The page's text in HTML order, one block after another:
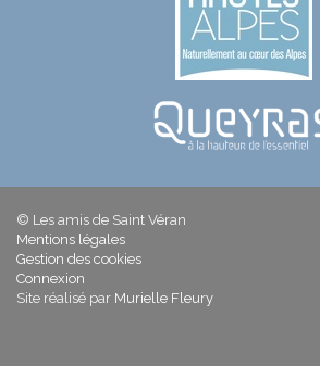
© Les amis de Saint Véran
Mentions légales
Gestion des cookies
Connexion
Site réalisé par Murielle Fleury